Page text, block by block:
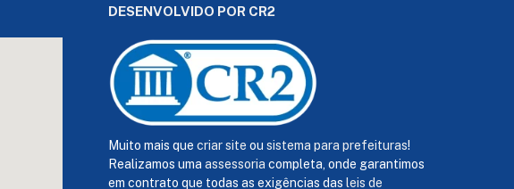
DESENVOLVIDO POR CR2
Muito mais que criar site ou sistema para prefeituras!
Realizamos uma assessoria completa, onde garantimos
em contrato que todas as exigências das leis de